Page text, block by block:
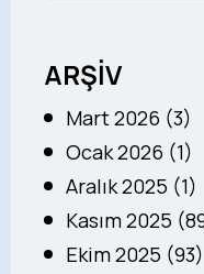
ARŞİV
Mart 2026 (3)
Ocak 2026 (1)
Aralık 2025 (1)
Kasım 2025
Ekim 2025 (93)